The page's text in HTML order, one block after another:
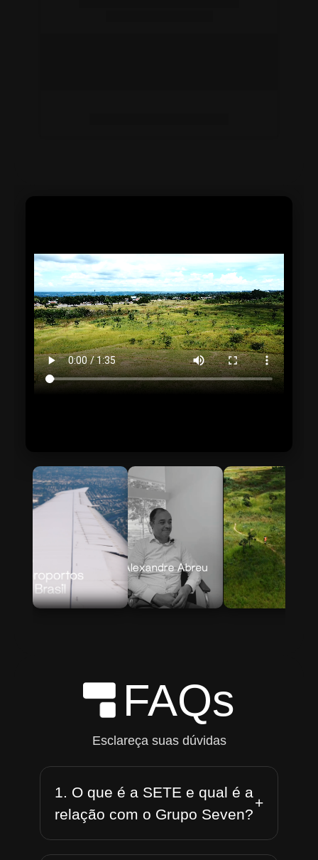
FAQs
Esclareça suas dúvidas
1. O que é a SETE e qual é a
relação com o Grupo Seven?
+